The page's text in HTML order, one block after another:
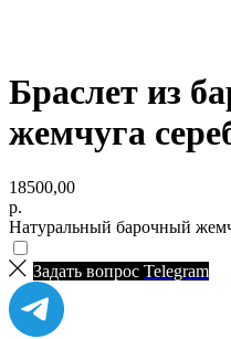
Браслет из
жемчуга
18500,00
р.
Натуральный барочный
Задать вопрос Telegram